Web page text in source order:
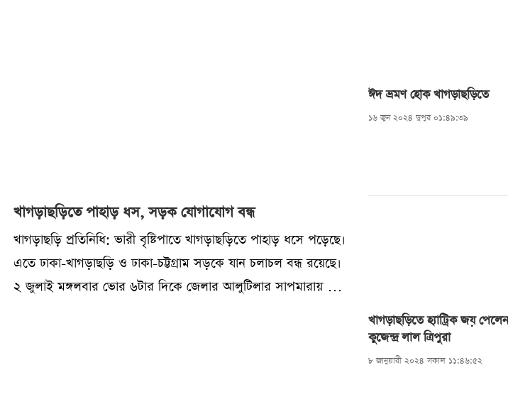
খাগড়াছড়িতে পাহাড় ধস, সড়ক যোগাযোগ বন্ধ
খাগড়াছড়ি প্রতিনিধি: ভারী বৃষ্টিপাতে খাগড়াছড়িতে পাহাড় ধসে পড়েছে।
এতে ঢাকা-খাগড়াছড়ি ও ঢাকা-চট্টগ্রাম সড়কে যান চলাচল বন্ধ রয়েছে।
২ জুলাই মঙ্গলবার ভোর ৬টার দিকে জেলার আলুটিলার সাপমারায় এ
ঈদ ভ্রমণ হোক খাগড়াছড়িতে
১৬ জুন ২০২৪ দুপুর ০১:৪৯:৩৯
খাগড়াছড়িতে হ্যাট্রিক জয় পেলেন
কুজেন্দ্র লাল ত্রিপুরা
৮ জানুয়ারী ২০২৪ সকাল ১১:৪৬:৫২